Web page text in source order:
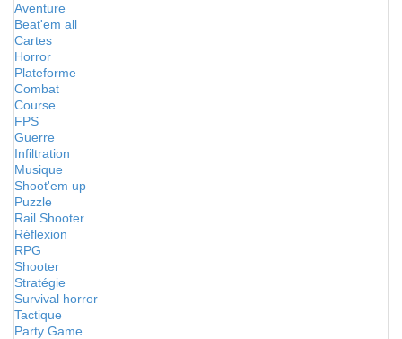
Aventure
Beat'em all
Cartes
Horror
Plateforme
Combat
Course
FPS
Guerre
Infiltration
Musique
Shoot'em up
Puzzle
Rail Shooter
Réflexion
RPG
Shooter
Stratégie
Survival horror
Tactique
Party Game